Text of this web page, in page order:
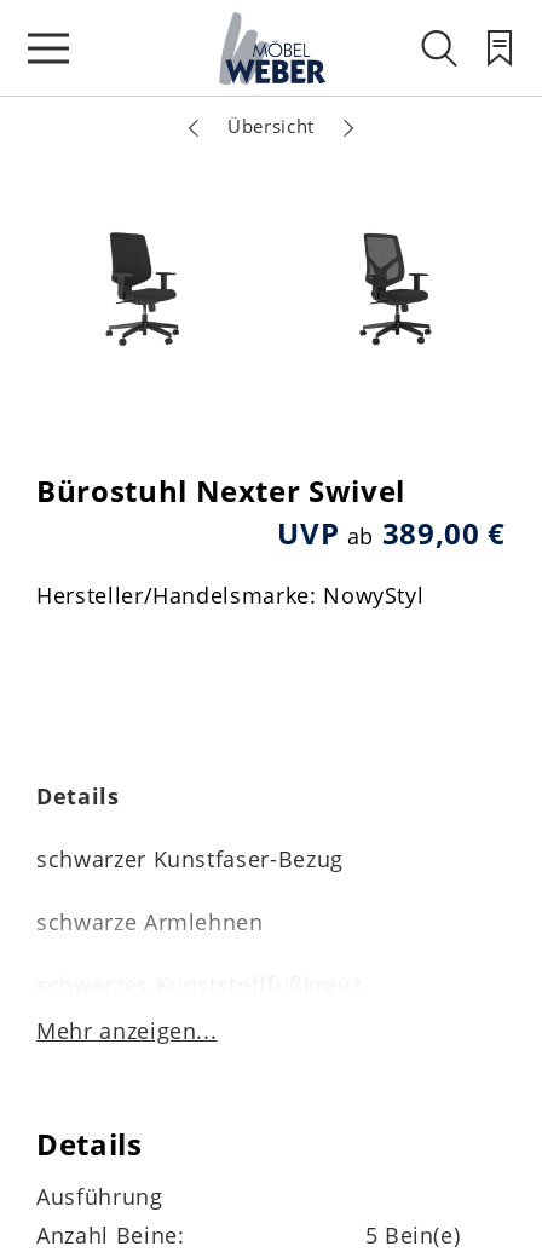
Übersicht
Bürostuhl Nexter Swivel
UVP ab 389,00 €
Hersteller/Handelsmarke: NowyStyl
Details
schwarzer Kunstfaser-Bezug
schwarze Armlehnen
Sitz höhenverstellbar durch Gaslift
Mehr anzeigen...
Details
Ausführung
Anzahl Beine:
5 Bein(e)